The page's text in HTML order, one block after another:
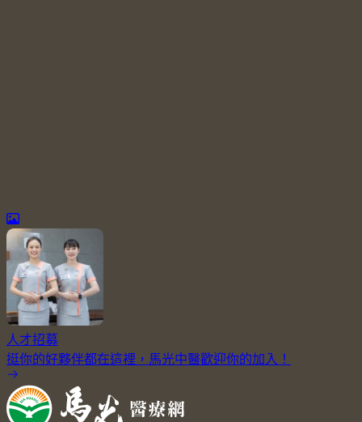
人才招募
挺你的好夥伴都在這裡，馬光中醫歡迎你的加入！